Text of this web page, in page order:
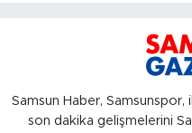
Samsun Haber,
son dakika gelişmelerini